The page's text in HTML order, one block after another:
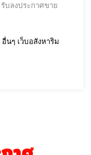
รับลงประกาศขาย
นๆ เว็บอสังหาริม